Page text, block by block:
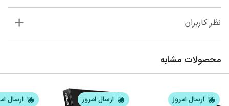
نظر کاربران
محصولات مشابه
ارسال امروز ارسال امروز ارسال